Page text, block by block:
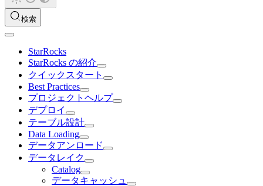
検索
StarRocks
StarRocks の紹介
クイックスタート
Best Practices
プロジェクトヘルプ
デプロイ
テーブル設計
Data Loading
データアンロード
データレイク
Catalog
データキャッシュ